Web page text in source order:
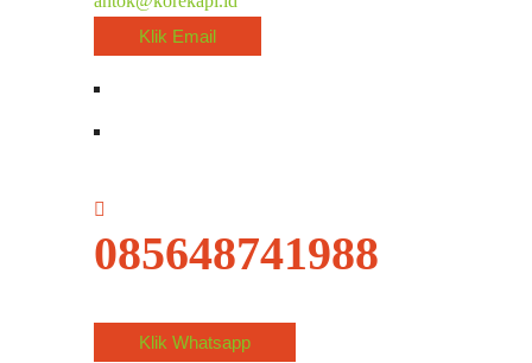
Klik Email
085648741988
Klik Whatsapp